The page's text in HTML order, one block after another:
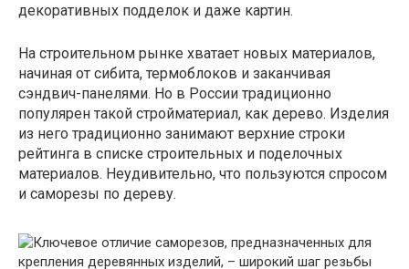
декоративных подделок и даже картин.
На строительном рынке хватает новых материалов,
начиная от сибита, термоблоков и заканчивая
сэндвич-панелями. Но в России традиционно
популярен такой стройматериал, как дерево. Изделия
из него традиционно занимают верхние строки
рейтинга в списке строительных и поделочных
материалов. Неудивительно, что пользуются спросом
и саморезы по дереву.